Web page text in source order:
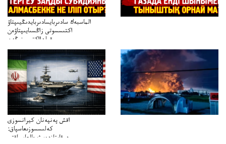
الماسبەك سادىربايسادىربايدىڭيىپتاۋ
اكتىسسوتى زاڭسىايىپتاۋەن
قولدااكتىسىنىڭەن
ميلليونزاڭسىزدىعىمەنقولدانوسىرىلگەنميلليوندار
اقش پەنپەنان كيرانسوزى
كەلىسسوزىعاسپاق:
دوقايتازدەسۋىجالعاسپاقتى